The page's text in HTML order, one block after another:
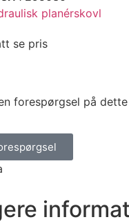
planérskovl
se pris
forespørgsel på